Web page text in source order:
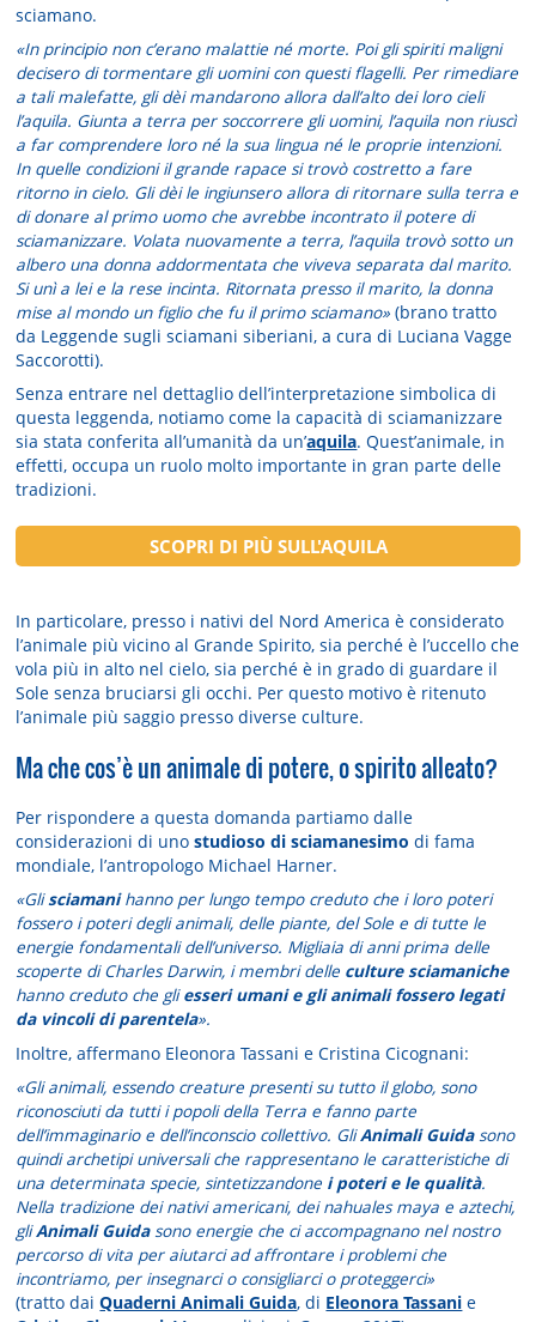
sciamano.
«In principio non c’erano malattie né morte. Poi gli spiriti maligni
decisero di tormentare gli uomini con questi flagelli. Per rimediare
a tali malefatte, gli dèi mandarono allora dall’alto dei loro cieli
l’aquila. Giunta a terra per soccorrere gli uomini, l’aquila non riuscì
a far comprendere loro né la sua lingua né le proprie intenzioni.
In quelle condizioni il grande rapace si trovò costretto a fare
ritorno in cielo. Gli dèi le ingiunsero allora di ritornare sulla terra e
di donare al primo uomo che avrebbe incontrato il potere di
sciamanizzare. Volata nuovamente a terra, l’aquila trovò sotto un
albero una donna addormentata che viveva separata dal marito.
Si unì a lei e la rese incinta. Ritornata presso il marito, la donna
mise al mondo un figlio che fu il primo sciamano» (brano tratto
da Leggende sugli sciamani siberiani, a cura di Luciana Vagge
Saccorotti).
Senza entrare nel dettaglio dell’interpretazione simbolica di
questa leggenda, notiamo come la capacità di sciamanizzare
sia stata conferita all’umanità da un’aquila. Quest’animale, in
effetti, occupa un ruolo molto importante in gran parte delle
tradizioni.
SCOPRI DI PIÙ SULL'AQUILA
In particolare, presso i nativi del Nord America è considerato
l’animale più vicino al Grande Spirito, sia perché è l’uccello che
vola più in alto nel cielo, sia perché è in grado di guardare il
Sole senza bruciarsi gli occhi. Per questo motivo è ritenuto
l’animale più saggio presso diverse culture.
Ma che cos’è un animale di potere, o spirito alleato?
Per rispondere a questa domanda partiamo dalle
considerazioni di unostudioso di sciamanesimo di fama
mondiale, l’antropologo Michael Harner.
«Glisciamanihanno per lungo tempo creduto che i loro poteri
fossero i poteri degli animali, delle piante, del Sole e di tutte le
energie fondamentali dell’universo. Migliaia di anni prima delle
scoperte di Charles Darwin, i membri delle culture sciamaniche
hanno creduto che gliesseri umani e gli animali fossero legati
da vincoli di parentela».
Inoltre, affermano Eleonora Tassani e Cristina Cicognani:
«Gli animali, essendo creature presenti su tutto il globo, sono
riconosciuti da tutti i popoli della Terra e fanno parte
dell’immaginario e dell’inconscio collettivo. GliAnimali Guidasono
quindi archetipi universali che rappresentano le caratteristiche di
una determinata specie, sintetizzandone i poteri e le qualità.
Nella tradizione dei nativi americani, dei nahuales maya e aztechi,
gliAnimali Guidasono energie che ci accompagnano nel nostro
percorso di vita per aiutarci ad affrontare i problemi che
incontriamo, per insegnarci o consigliarci o proteggerci»
(tratto daiQuaderni Animali Guida, di Eleonora Tassani e